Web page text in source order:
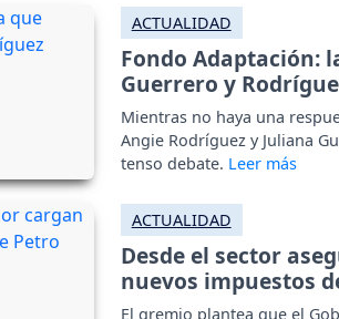
ACTUALIDAD
Fondo Adaptación:
Guerrero y
Mientras no haya una
Angie Rodríguez y Juliana
tenso debate.
ACTUALIDAD
Desde el sector
nuevos impuestos
El gremio plantea que el